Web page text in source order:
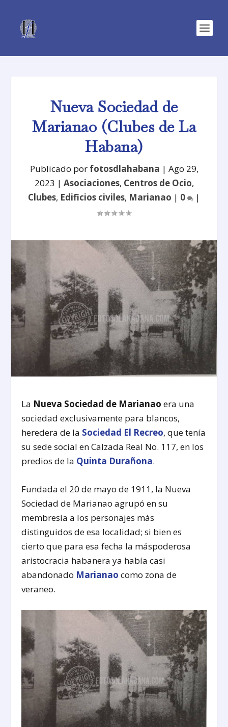
Nueva Sociedad de
Marianao (Clubes de La
Habana)
Publicado por fotosdlahabana | Ago 29,
2023 | Asociaciones, Centros de Ocio,
Clubes, Edificios civiles, Marianao | 0 |
La Nueva Sociedad de Marianao era una
sociedad exclusivamente para blancos,
heredera de la Sociedad El Recreo, que tenía
su sede social en Calzada Real No. 117, en los
predios de la Quinta Durañona.
Fundada el 20 de mayo de 1911, la Nueva
Sociedad de Marianao agrupó en su
membresía a los personajes más
distinguidos de esa localidad; si bien es
cierto que para esa fecha la máspoderosa
aristocracia habanera ya había casi
abandonado Marianao como zona de
veraneo.